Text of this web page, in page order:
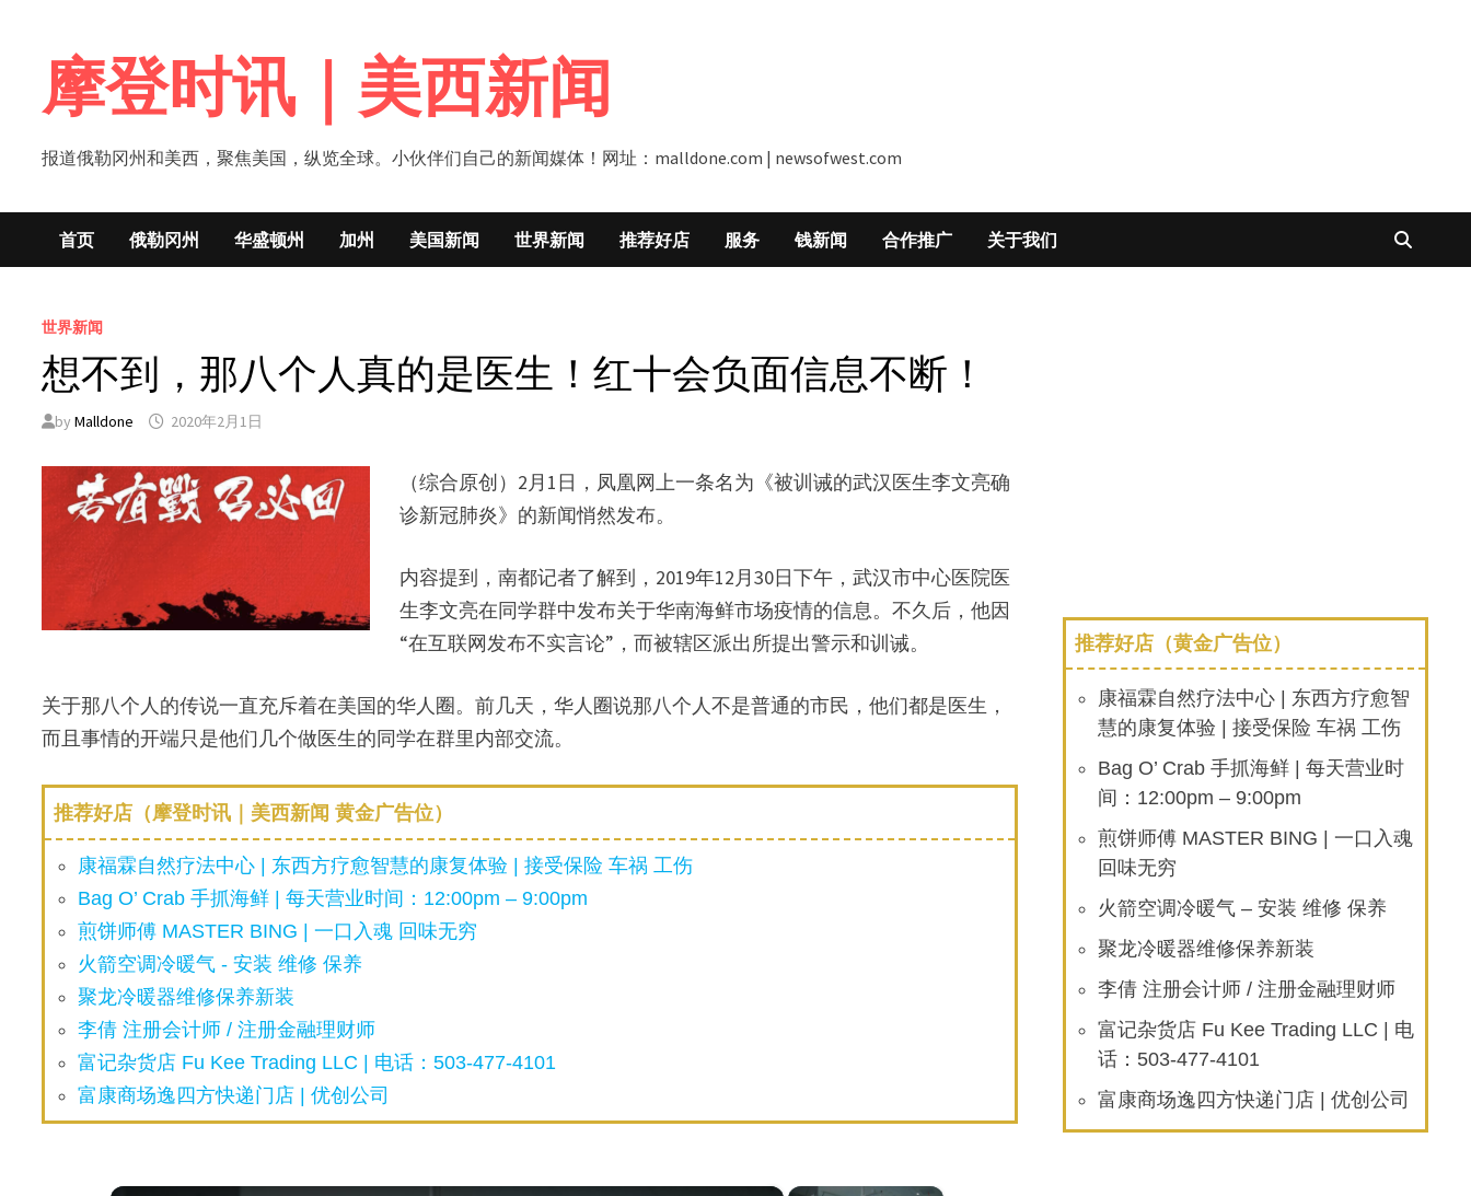
content摩登时讯｜美西新闻
报道俄勒冈州和美西，聚焦美国，纵览全球。小伙伴们自己的新闻媒体！网址：malldone.com | newsofwest.com
首页 俄勒冈州 华盛顿州 加州 美国新闻 世界新闻 推荐好店 服务 钱新闻 合作推广 关于我们
世界新闻
想不到，那八个人真的是医生！红十会负面信息不断！
byMalldone 2020年2月1日
（综合原创）2月1日，凤凰网上一条名为《被训诫的武汉医生李文亮确
诊新冠肺炎》的新闻悄然发布。
内容提到，南都记者了解到，2019年12月30日下午，武汉市中心医院医
生李文亮在同学群中发布关于华南海鲜市场疫情的信息。不久后，他因
“在互联网发布不实言论”，而被辖区派出所提出警示和训诫。
关于那八个人的传说一直充斥着在美国的华人圈。前几天，华人圈说那八个人不是普通的市民，他们都是医生，
而且事情的开端只是他们几个做医生的同学在群里内部交流。
推荐好店（摩登时讯｜美西新闻 黄金广告位）
康福霖自然疗法中心 | 东西方疗愈智慧的康复体验 | 接受保险 车祸 工伤
Bag O’ Crab 手抓海鲜 | 每天营业时间：12:00pm – 9:00pm
煎饼师傅 MASTER BING | 一口入魂 回味无穷
火箭空调冷暖气 - 安装 维修 保养
聚龙冷暖器维修保养新装
李倩 注册会计师 / 注册金融理财师
富记杂货店 Fu Kee Trading LLC | 电话：503-477-4101
富康商场逸四方快递门店 | 优创公司
推荐好店（黄金广告位）
康福霖自然疗法中心 | 东西方疗愈智
慧的康复体验 | 接受保险 车祸 工伤
Bag O’ Crab 手抓海鲜 | 每天营业时
间：12:00pm – 9:00pm
煎饼师傅 MASTER BING | 一口入魂
回味无穷
火箭空调冷暖气 – 安装 维修 保养
聚龙冷暖器维修保养新装
李倩 注册会计师 / 注册金融理财师
富记杂货店 Fu Kee Trading LLC | 电
话：503-477-4101
富康商场逸四方快递门店 | 优创公司